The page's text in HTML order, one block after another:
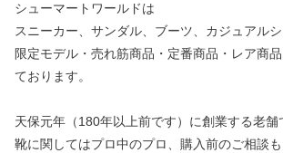
シューマートワールドは
スニーカー、サンダル、ブーツ、カジュアル
限定モデル・売れ筋商品・定番商品・レア商
ております。
天保元年（180年以上前です）に創業する老舗
靴に関してはプロ中のプロ、購入前のご相談も